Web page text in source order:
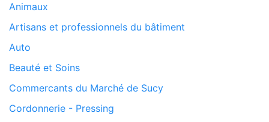
Animaux
Artisans et professionnels du bâtiment
Auto
Beauté et Soins
Commercants du Marché de Sucy
Cordonnerie - Pressing